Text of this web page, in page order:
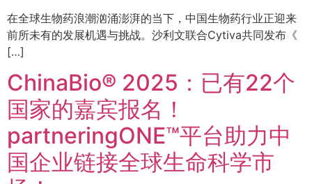
在全球生物药浪潮汹涌澎湃的当下，中国生物药行业正迎来
前所未有的发展机遇与挑战。沙利文联合Cytiva共同发布《
[…]
ChinaBio® 2025：已有22个
国家的嘉宾报名！
partneringONE™平台助力中
国企业链接全球生命科学市